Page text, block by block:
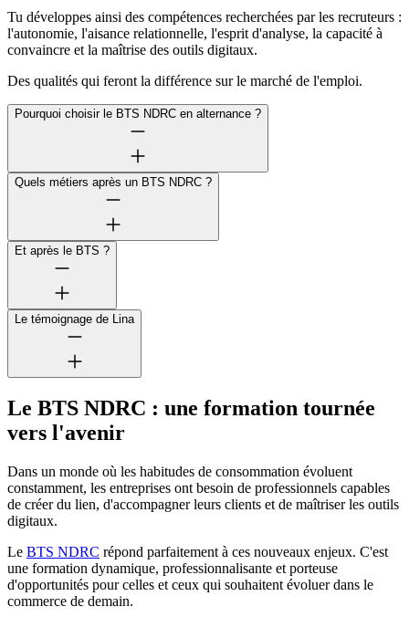
Tu développes ainsi des compétences recherchées par les recruteurs :
l'autonomie, l'aisance relationnelle, l'esprit d'analyse, la capacité à
convaincre et la maîtrise des outils digitaux.
Des qualités qui feront la différence sur le marché de l'emploi.
Pourquoi choisir le BTS NDRC en alternance ?
Quels métiers après un BTS NDRC ?
Et après le BTS ?
Le témoignage de Lina
Le BTS NDRC : une formation tournée
vers l'avenir
Dans un monde où les habitudes de consommation évoluent
constamment, les entreprises ont besoin de professionnels capables
de créer du lien, d'accompagner leurs clients et de maîtriser les outils
digitaux.
Le BTS NDRC répond parfaitement à ces nouveaux enjeux. C'est
une formation dynamique, professionnalisante et porteuse
d'opportunités pour celles et ceux qui souhaitent évoluer dans le
commerce de demain.